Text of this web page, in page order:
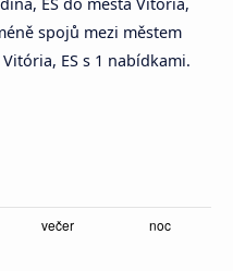
ES do města Vitória,
spojů mezi městem
ES s 1 nabídkami.